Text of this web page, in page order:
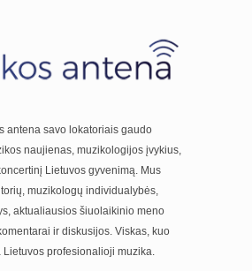
antena savo lokatoriais gaudo
naujienas, muzikologijos įvykius,
Lietuvos gyvenimą. Mus
muzikologų individualybės,
aktualiausios šiuolaikinio meno
ir diskusijos. Viskas, kuo
profesionalioji muzika.